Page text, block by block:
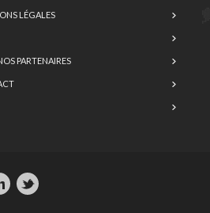
LÉGALES
PARTENAIRES